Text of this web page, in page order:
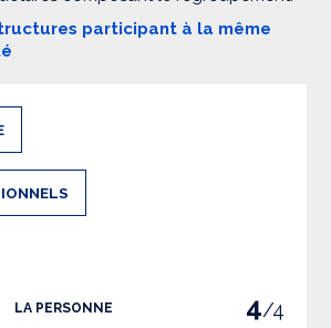
participant à la même
LA PERSONNE 4/4